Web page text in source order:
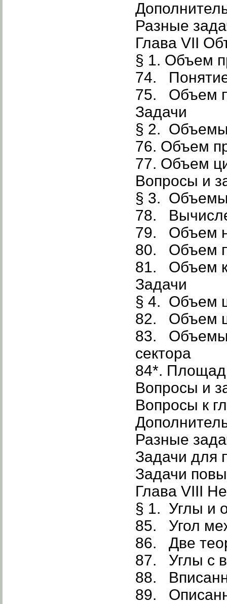
Разные
Глава VII
§ 1. Объем
74.
75. Объем
Задачи
§ 2.
76. Объем
77. Объем
Вопросы и
§ 3. Объемы
78.
79. Объем
80. Объем
81. Объем
Задачи
§ 4. Объем
82. Объем
83. Объемы
сектора
84*.
Вопросы и
Вопросы к
Разные
Задачи для
Задачи
Глава VIII
§ 1. Углы и
85. Угол
86. Две
87. Углы с
88.
89.